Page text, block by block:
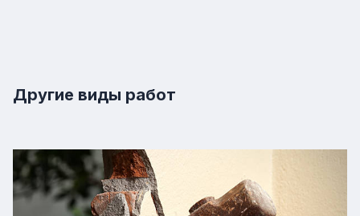
Другие виды работ